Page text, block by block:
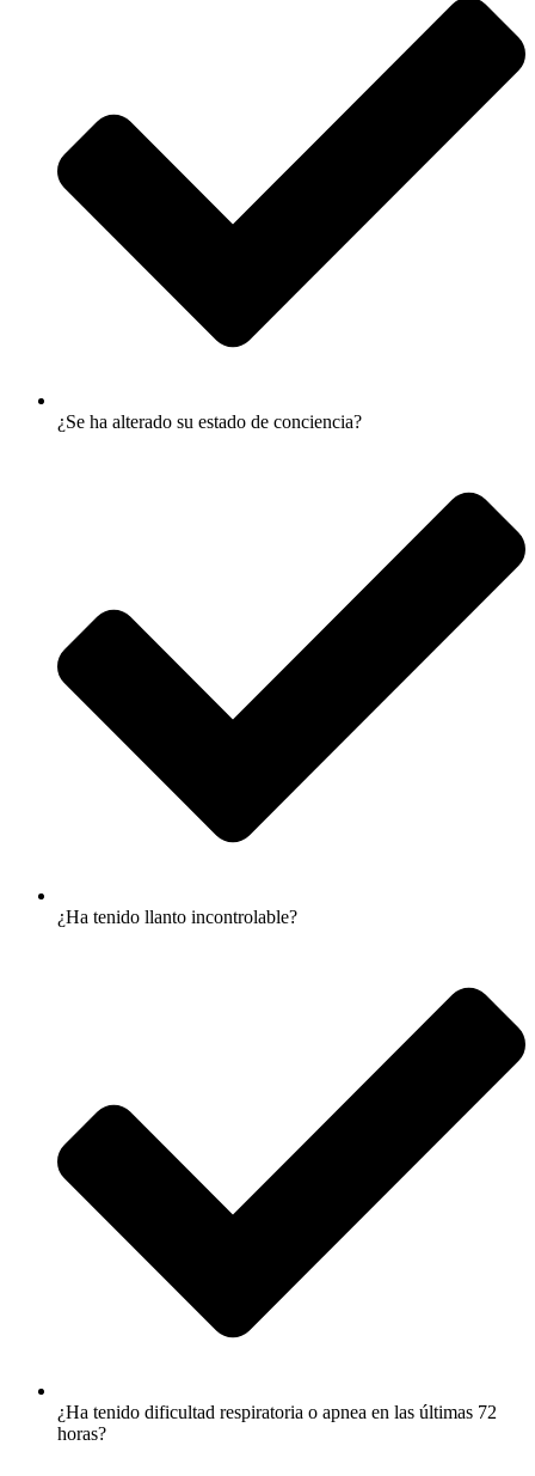
¿Se ha alterado su estado de conciencia?
¿Ha tenido llanto incontrolable?
¿Ha tenido dificultad respiratoria o apnea en las últimas 72
horas?